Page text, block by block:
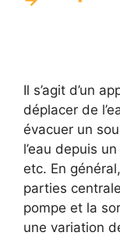
Il s’agit d’un
déplacer de
évacuer un
l’eau depuis
etc. En
parties
pompe et la
une variation